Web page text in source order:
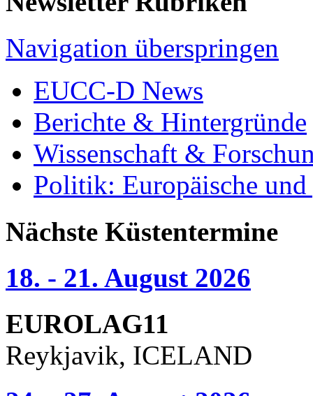
Navigation überspringen
EUCC-D News
Berichte & Hintergründe
Wissenschaft &
Politik: Europäische
Nächste Küstentermine
18. - 21. August 2026
EUROLAG11
Reykjavik, ICELAND